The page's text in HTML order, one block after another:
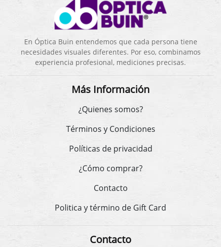
En Óptica Buin entendemos que cada persona tiene
necesidades visuales diferentes. Por eso, combinamos
experiencia profesional, mediciones precisas.
Más Información
¿Quienes somos?
Términos y Condiciones
Políticas de privacidad
¿Cómo comprar?
Contacto
Politica y término de Gift Card
Contacto